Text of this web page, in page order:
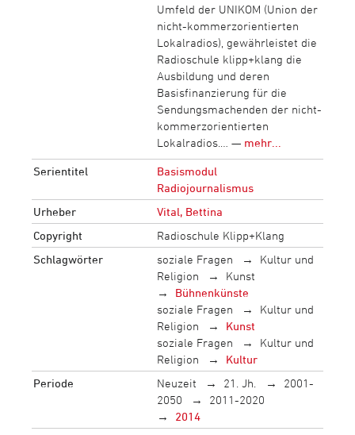
Umfeld der UNIKOM (Union der
nicht-kommerzorientierten
Lokalradios), gewährleistet die
Radioschule klipp+klang die
Ausbildung und deren
Basisfinanzierung für die
Sendungsmachenden der nicht-
kommerzorientierten
Lokalradios.… — mehr...
Serientitel
Basismodul
Radiojournalismus
Urheber
Vital, Bettina
Copyright
Radioschule Klipp+Klang
Schlagwörter
soziale Fragen
Kultur und
Religion
Kunst
Bühnenkünste
soziale Fragen
Kultur und
Religion
Kunst
soziale Fragen
Kultur und
Religion
Kultur
Periode
Neuzeit 21. Jh.
2001-
2050
2011-2020
2014